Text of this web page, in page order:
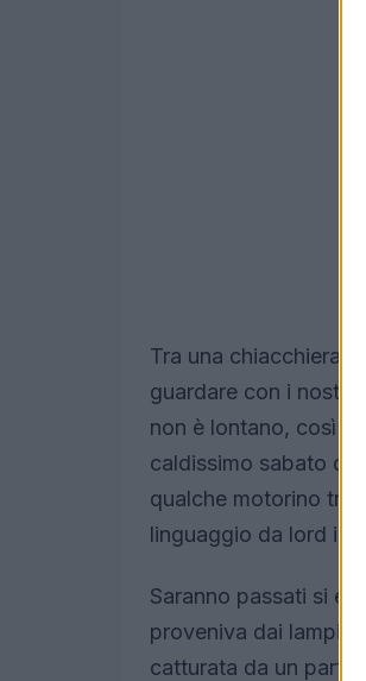
Tra una chiacchiera,
guardare con i nostri
non è lontano, così
caldissimo sabato di
qualche motorino
linguaggio da lord
Saranno passati si e
proveniva dai lampioni
catturata da un